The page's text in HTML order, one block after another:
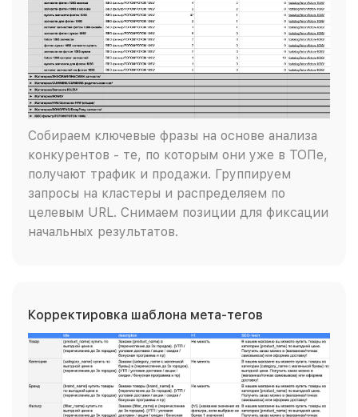
Собираем ключевые фразы на основе анализа
конкурентов - те, по которым они уже в ТОПе,
получают трафик и продажи. Группируем
запросы на кластеры и распределяем по
целевым URL. Снимаем позиции для фиксации
начальных результатов.
Корректировка шаблона мета-тегов